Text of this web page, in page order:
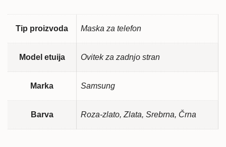
Tip proizvoda Maska za telefon
Model etuija Ovitek za zadnjo stran
Marka Samsung
Barva Roza-zlato, Zlata, Srebrna, Črna